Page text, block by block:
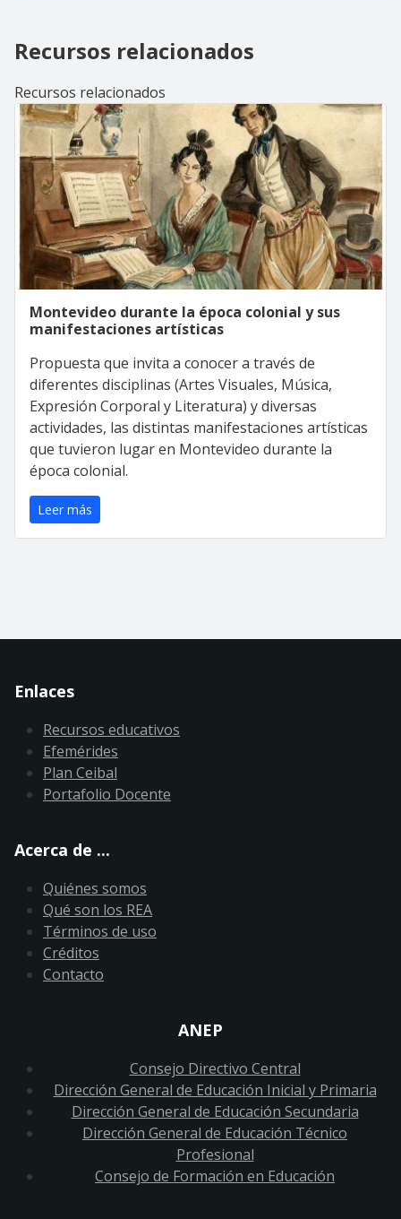
Recursos relacionados
Recursos relacionados
Montevideo durante la época colonial y sus
manifestaciones artísticas
Propuesta que invita a conocer a través de
diferentes disciplinas (Artes Visuales, Música,
Expresión Corporal y Literatura) y diversas
actividades, las distintas manifestaciones artísticas
que tuvieron lugar en Montevideo durante la
época colonial.
Leer más
Enlaces
Recursos educativos
Efemérides
Plan Ceibal
Portafolio Docente
Acerca de ...
Quiénes somos
Qué son los REA
Términos de uso
Créditos
Contacto
ANEP
Consejo Directivo Central
Dirección General de Educación Inicial y Primaria
Dirección General de Educación Secundaria
Dirección General de Educación Técnico
Profesional
Consejo de Formación en Educación